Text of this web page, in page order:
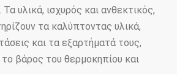
υλικά, ισχυρός και ανθεκτικός,
τα καλύπτοντας υλικά,
και τα εξαρτήματά τους,
βάρος του θερμοκηπίου και